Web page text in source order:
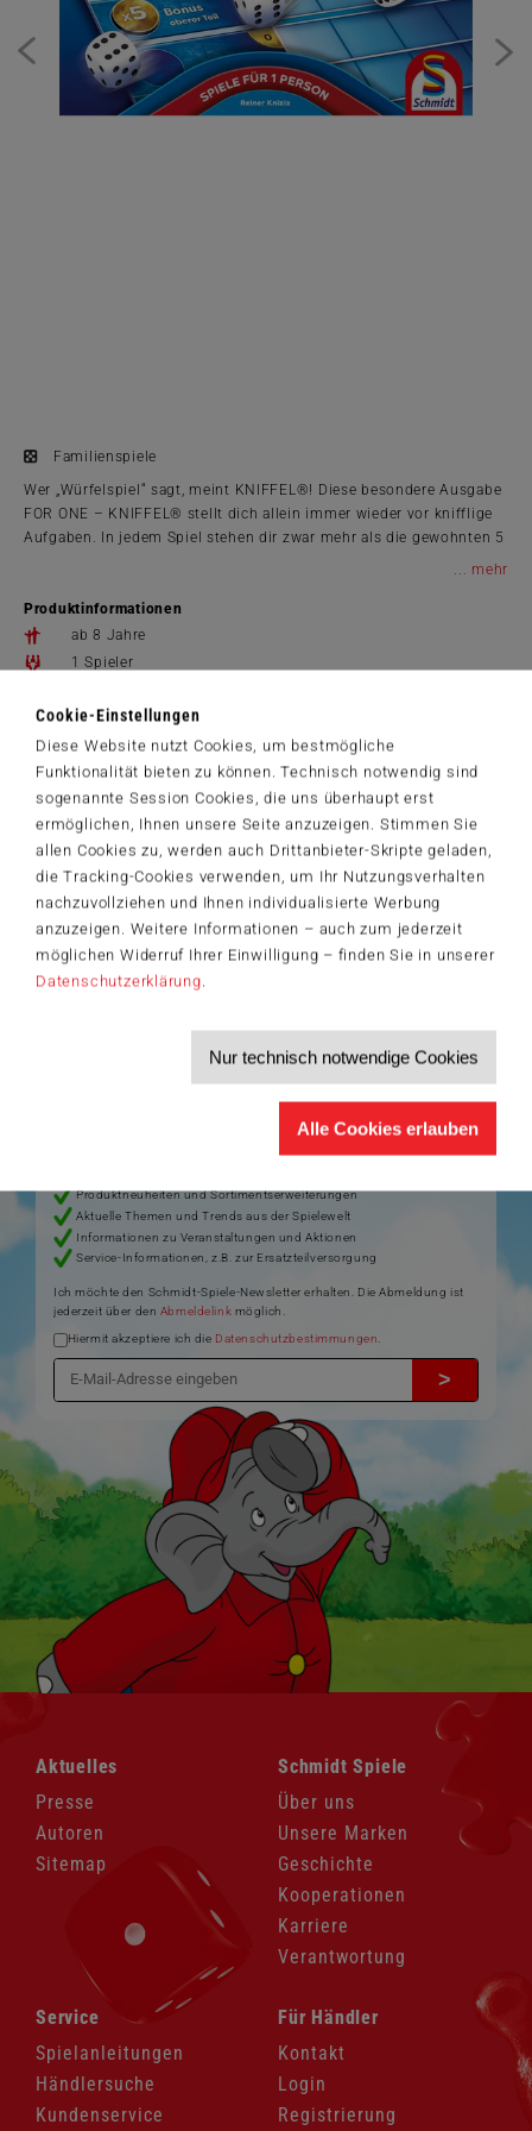
Cookie-Einstellungen
Diese Website nutzt Cookies, um bestmögliche
Funktionalität bieten zu können. Technisch notwendig sind
sogenannte Session Cookies, die uns überhaupt erst
ermöglichen, Ihnen unsere Seite anzuzeigen. Stimmen Sie
allen Cookies zu, werden auch Drittanbieter-Skripte geladen,
die Tracking-Cookies verwenden, um Ihr Nutzungsverhalten
nachzuvollziehen und Ihnen individualisierte Werbung
anzuzeigen. Weitere Informationen – auch zum jederzeit
möglichen Widerruf Ihrer Einwilligung – finden Sie in unserer
Datenschutzerklärung.
Nur technisch notwendige Cookies
Alle Cookies erlauben
Familienspiele
Wer „Würfelspiel“ sagt, meint KNIFFEL®! Diese besondere Ausgabe
FOR ONE – KNIFFEL® stellt dich allein immer wieder vor knifflige
Aufgaben. In jedem Spiel stehen dir zwar mehr als die gewohnten 5
schnell das Ende und dein Highscore schmilzt dahin. In FOR ONE –
KNIFFEL® sind mit 25 unterschiedlichen Leveln für alle die
richtigen Herausforderungen dabei! Stell dich der Herausforderung
Produktinformationen
ab 8 Jahre
1 Spieler
18.5 x 18.5 x 4 cm
Spielanleitungen
49432_For_One_Kniffel_Challenge-Heft_DE.pdf
49432_For_One_Kniffel_DE.pdf
16,99 €
Zum Shop
Artikelnummer: 49432
Der Schmidt-Spiele-Newsletter
Jetzt anmelden und 5€ Willkommensrabatt sichern
Bleiben Sie auf dem Laufenden zu Neuheiten, Trends und aktuellen
Willkommensgutschein in Höhe von 5€ für Ihren nächsten Einkauf im
Produktneuheiten und Sortimentserweiterungen
Aktuelle Themen und Trends aus der Spielewelt
Informationen zu Veranstaltungen und Aktionen
Service-Informationen, z.B. zur Ersatzteilversorgung
Ich möchte den Schmidt-Spiele-Newsletter erhalten. Die Abmeldung ist
jederzeit über den Abmeldelink möglich.
Hiermit akzeptiere ich die Datenschutzbestimmungen.
>
Navigation
überspringen
Aktuelles
Presse
Autoren
Sitemap
Navigation
überspringen
Schmidt Spiele
Über uns
Unsere Marken
Geschichte
Kooperationen
Karriere
Verantwortung
Navigation
überspringen
Service
Spielanleitungen
Händlersuche
Kundenservice
Navigation
überspringen
Für Händler
Kontakt
Login
Registrierung